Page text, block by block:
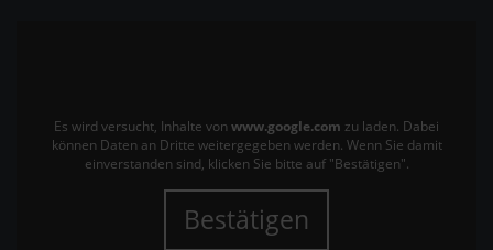
Es wird versucht, Inhalte von www.google.com zu laden. Dabei
können Daten an Dritte weitergegeben werden. Wenn Sie damit
einverstanden sind, klicken Sie bitte auf "Bestätigen".
Bestätigen